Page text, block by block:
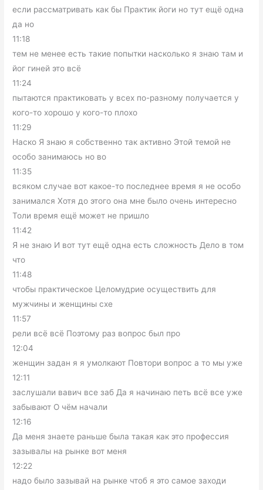
если рассматривать как бы Практик йоги но тут ещё одна
да но
11:18
тем не менее есть такие попытки насколько я знаю там и
йог гиней это всё
11:24
пытаются практиковать у всех по-разному получается у
кого-то хорошо у кого-то плохо
11:29
Наско Я знаю я собственно так активно Этой темой не
особо занимаюсь но во
11:35
всяком случае вот какое-то последнее время я не особо
занимался Хотя до этого она мне было очень интересно
Толи время ещё может не пришло
11:42
Я не знаю И вот тут ещё одна есть сложность Дело в том
что
11:48
чтобы практическое Целомудрие осуществить для
мужчины и женщины схе
11:57
рели всё всё Поэтому раз вопрос был про
12:04
женщин задан я я умолкают Повтори вопрос а то мы уже
12:11
заслушали вавич все заб Да я начинаю петь всё все уже
забывают О чём начали
12:16
Да меня знаете раньше была такая как это профессия
зазывалы на рынке вот меня
12:22
надо было зазывай на рынке чтоб я это самое заходи